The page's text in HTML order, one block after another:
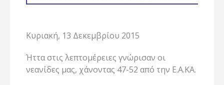
Κυριακή, 13 Δεκεμβρίου 2015
Ήττα στις λεπτομέρειες γνώρισαν οι
νεανίδες μας, χάνοντας 47-52 από την Ε.Α.ΚΑ.